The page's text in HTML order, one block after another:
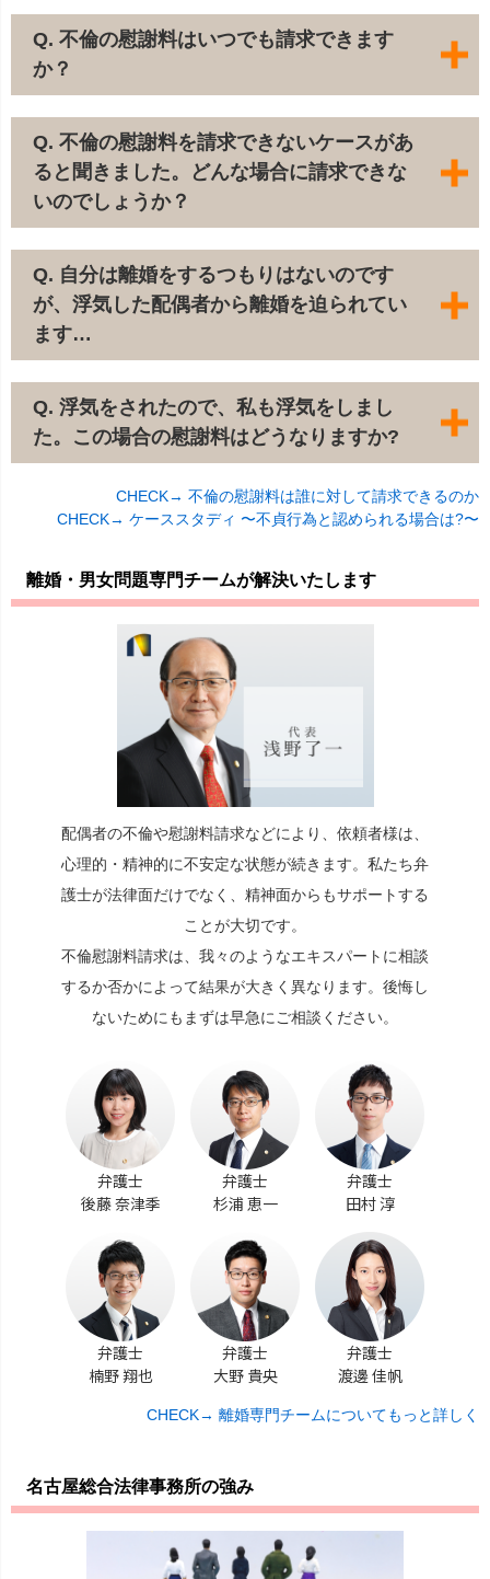
Q. 不倫の慰謝料はいつでも請求できます
か？
Q. 不倫の慰謝料を請求できないケースがあ
ると聞きました。どんな場合に請求できな
いのでしょうか？
Q. 自分は離婚をするつもりはないのです
が、浮気した配偶者から離婚を迫られてい
ます…
Q. 浮気をされたので、私も浮気をしまし
た。この場合の慰謝料はどうなりますか?
CHECK→ 不倫の慰謝料は誰に対して請求できるのか
CHECK→ ケーススタディ 〜不貞行為と認められる場合は?〜
離婚・男女問題専門チームが解決いたします
配偶者の不倫や慰謝料請求などにより、依頼者様は、
心理的・精神的に不安定な状態が続きます。私たち弁
護士が法律面だけでなく、精神面からもサポートする
ことが大切です。
不倫慰謝料請求は、我々のようなエキスパートに相談
するか否かによって結果が大きく異なります。後悔し
ないためにもまずは早急にご相談ください。
弁護士
後藤 奈津季
弁護士
杉浦 恵一
弁護士
田村 淳
弁護士
楠野 翔也
弁護士
大野 貴央
弁護士
渡邊 佳帆
CHECK→ 離婚専門チームについてもっと詳しく
名古屋総合法律事務所の強み